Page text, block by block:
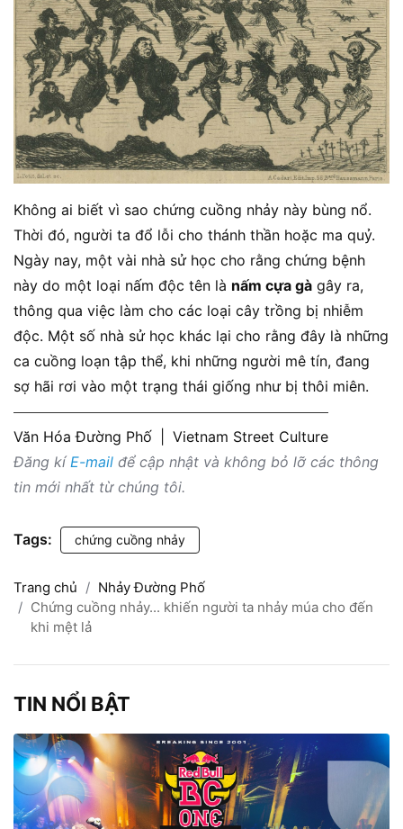
Không ai biết vì sao chứng cuồng nhảy này bùng nổ.
Thời đó, người ta đổ lỗi cho thánh thần hoặc ma quỷ.
Ngày nay, một vài nhà sử học cho rằng chứng bệnh
này do một loại nấm độc tên là nấm cựa gà gây ra,
thông qua việc làm cho các loại cây trồng bị nhiễm
độc. Một số nhà sử học khác lại cho rằng đây là những
ca cuồng loạn tập thể, khi những người mê tín, đang
sợ hãi rơi vào một trạng thái giống như bị thôi miên.
Văn Hóa Đường Phố
Vietnam Street Culture
Đăng kí E-mail để cập nhật và không bỏ lỡ các thông
tin mới nhất từ chúng tôi.
Tags: chứng cuồng nhảy
Trang chủ
Nhảy Đường Phố
Chứng cuồng nhảy... khiến người ta nhảy múa cho đến
khi mệt lả
TIN NỔI BẬT